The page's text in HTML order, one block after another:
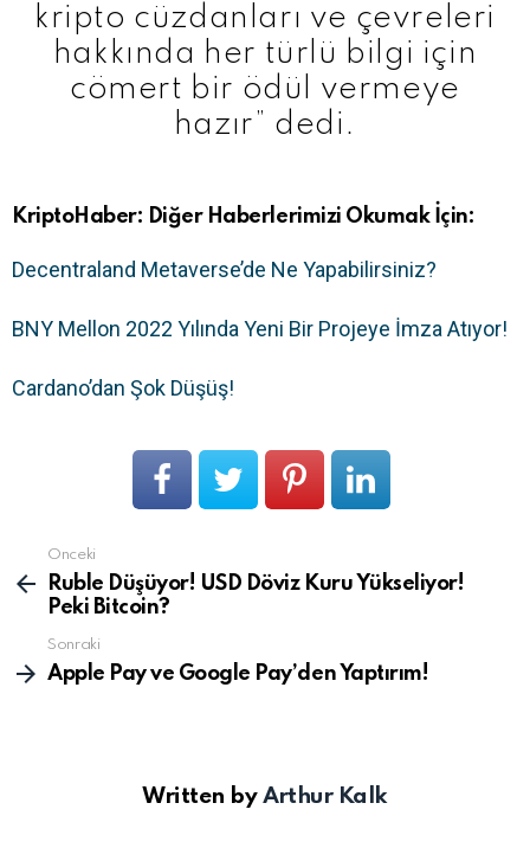
kripto cüzdanları ve çevreleri
hakkında her türlü bilgi için
cömert bir ödül vermeye
hazır” dedi.
KriptoHaber: Diğer Haberlerimizi Okumak İçin:
Decentraland Metaverse’de Ne Yapabilirsiniz?
BNY Mellon 2022 Yılında Yeni Bir Projeye İmza Atıyor!
Cardano’dan Şok Düşüş!
Devamını
gör
Önceki
Ruble Düşüyor! USD Döviz Kuru Yükseliyor!
Peki Bitcoin?
Sonraki
Apple Pay ve Google Pay’den Yaptırım!
Written by Arthur Kalk